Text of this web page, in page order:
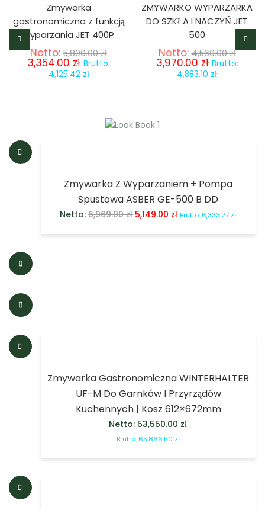
Zmywarka
gastronomiczna z funkcją
wyparzania JET 400P
Netto: 5,800.00zł
3,354.00 zł Brutto:
4,125.42 zł
ZMYWARKO WYPARZARKA
DO SZKŁA I NACZYŃ JET
500
Netto:4,560.00zł
3,970.00 zł Brutto:
4,883.10 zł
Zmywarka Z Wyparzaniem + Pompa
Spustowa ASBER GE-500 B DD
Netto:6,969.00zł 5,149.00 zł Brutto: 6,333.27 zł
Zmywarka Gastronomiczna WINTERHALTER
UF-M Do Garnków I Przyrządów
Kuchennych | Kosz 612×672mm
Netto: 53,550.00 zł
Brutto: 65,866.50 zł